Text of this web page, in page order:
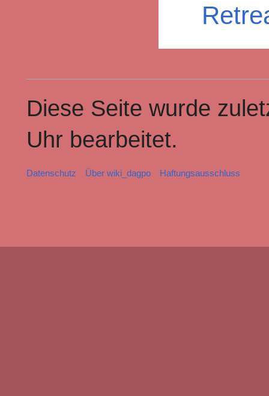
Diese Seite wurde
Uhr bearbeitet.
Datenschutz Über wiki_dagpo Haftungsausschluss